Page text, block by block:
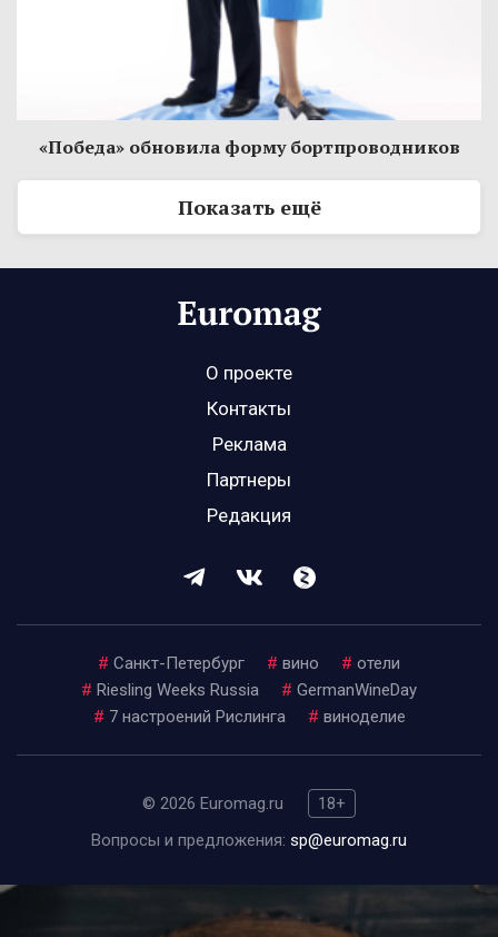
«Победа» обновила форму бортпроводников
Показать ещё
О проекте
Контакты
Реклама
Партнеры
Редакция
# Санкт-Петербург # вино # отели
# Riesling Weeks Russia # GermanWineDay
# 7 настроений Рислинга # виноделие
© 2026 Euromag.ru
18+
Вопросы и предложения: sp@euromag.ru